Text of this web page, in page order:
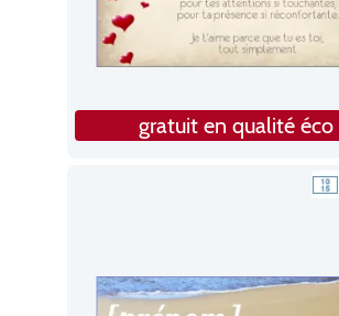
gratuit en qualité éco